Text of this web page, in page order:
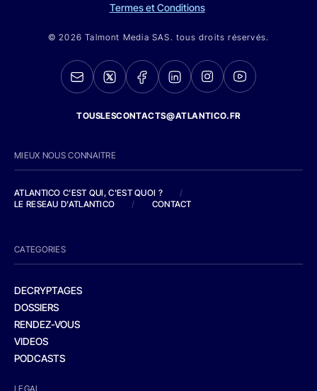
Termes et Conditions
© 2026 Talmont Media SAS. tous droits réservés.
TOUSLESCONTACTS@ATLANTICO.FR
MIEUX NOUS CONNAITRE
ATLANTICO C'EST QUI, C'EST QUOI ?
/
LE RESEAU D'ATLANTICO
/ CONTACT
CATEGORIES
DECRYPTAGES
DOSSIERS
RENDEZ-VOUS
VIDEOS
PODCASTS
LEGAL